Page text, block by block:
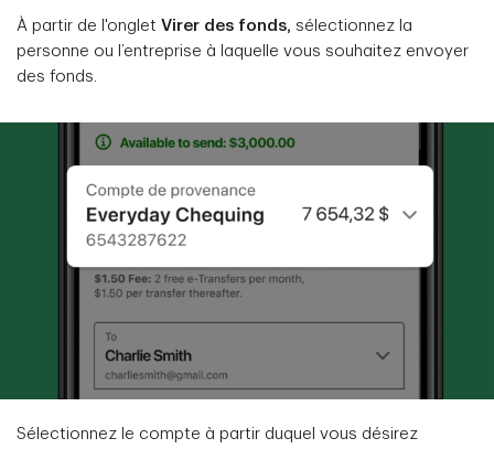
À partir de l'onglet Virer des fonds, sélectionnez la
personne ou l’entreprise à laquelle vous souhaitez envoyer
des fonds.
Sélectionnez le compte à partir duquel vous désirez